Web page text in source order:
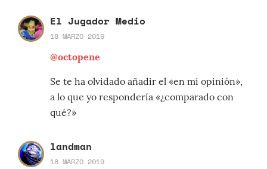
El Jugador Medio
18 MARZO 2019
@octopene
Se te ha olvidado añadir el «en mi opinión»,
a lo que yo respondería «¿comparado con
qué?»
landman
18 MARZO 2019